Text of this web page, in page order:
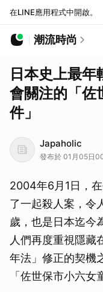
在LINE應用程式中開啟。
潮流時尚
日本史上最
會關注的「佐
件」
Japaholic
發布於 01月05日
2004年6月1日，
了一起殺人案，令
歲，也是日本迄今
人們再度重視隱藏
年法」修正的契機
「佐世保市小六女